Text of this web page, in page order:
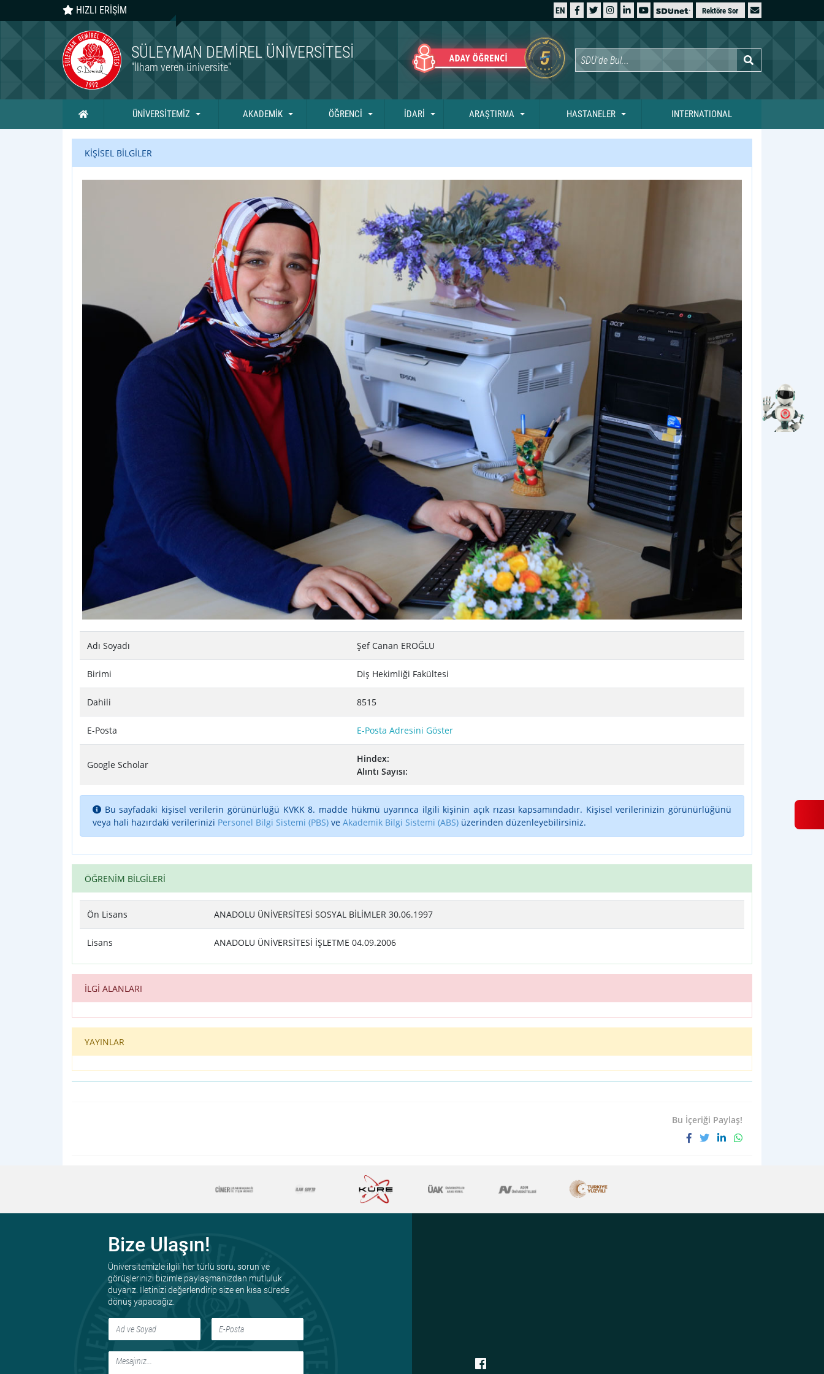
HIZLI ERİŞİM EN Rektöre Sor
SÜLEYMAN DEMIREL ÜNIVERSITESI
"İlham veren üniversite"
Ana Sayfa ÜNİVERSİTEMİZ AKADEMİK ÖĞRENCİ İDARİ ARAŞTIRMA HASTANELER INTERNATIONAL
KİŞİSEL BİLGİLER
Adı Soyadı Şef Canan EROĞLU
Birimi Diş Hekimliği Fakültesi
Dahili 8515
E-Posta E-Posta Adresini Göster
Google Scholar
Hindex:
Alıntı Sayısı:
Bu sayfadaki kişisel verilerin görünürlüğü KVKK 8. madde hükmü uyarınca ilgili kişinin açık rızası kapsamındadır. Kişisel verilerinizin görünürlüğünü
veya hali hazırdaki verilerinizi Personel Bilgi Sistemi (PBS) ve Akademik Bilgi Sistemi (ABS) üzerinden düzenleyebilirsiniz.
ÖĞRENİM BİLGİLERİ
Ön Lisans ANADOLU ÜNİVERSİTESİ SOSYAL BİLİMLER 30.06.1997
Lisans ANADOLU ÜNİVERSİTESİ İŞLETME 04.09.2006
İLGİ ALANLARI
YAYINLAR
Bu İçeriği Paylaş!
Bize Ulaşın!
Üniversitemizle ilgili her türlü soru, sorun ve
görüşlerinizi bizimle paylaşmanızdan mutluluk
duyarız. İletinizi değerlendirip size en kısa sürede
dönüş yapacağız.